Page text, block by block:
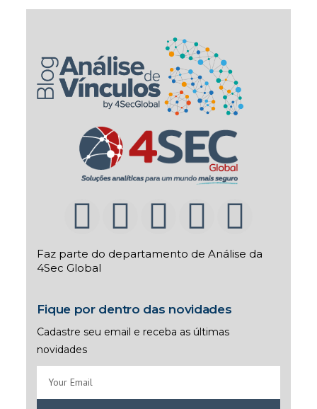
Faz parte do departamento de Análise da
4Sec Global
Fique por dentro das novidades
Cadastre seu email e receba as últimas
novidades